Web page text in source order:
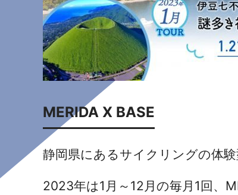
MERIDA X BASE
静岡県にあるサイクリングの体験
2023年は1月～12月の毎月1回、